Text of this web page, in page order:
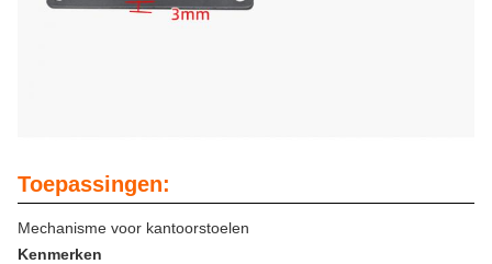
Toepassingen:
Mechanisme voor kantoorstoelen
Kenmerken